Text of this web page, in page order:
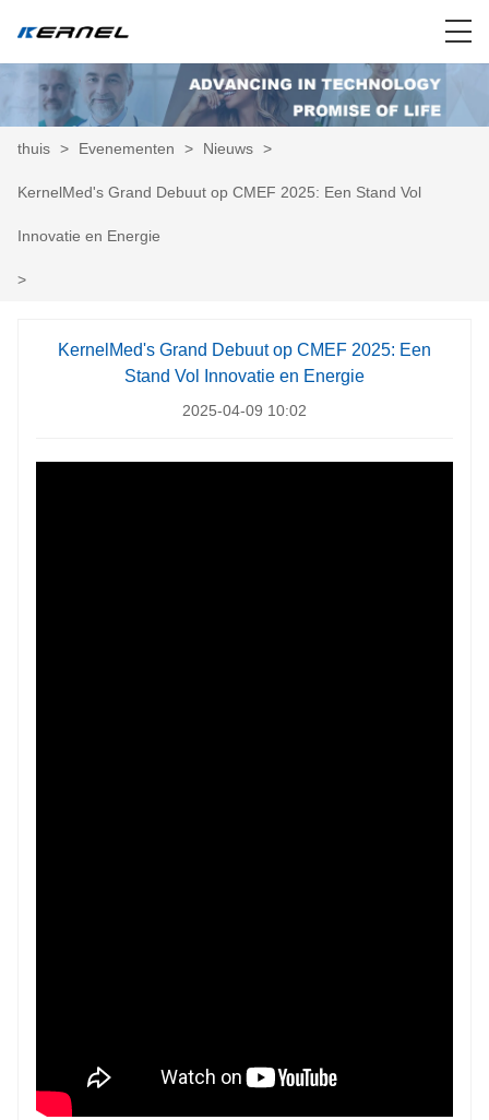
thuis > Evenementen > Nieuws >
KernelMed's Grand Debuut op CMEF 2025: Een Stand Vol
Innovatie en Energie
>
KernelMed's Grand Debuut op CMEF 2025: Een
Stand Vol Innovatie en Energie
2025-04-09 10:02